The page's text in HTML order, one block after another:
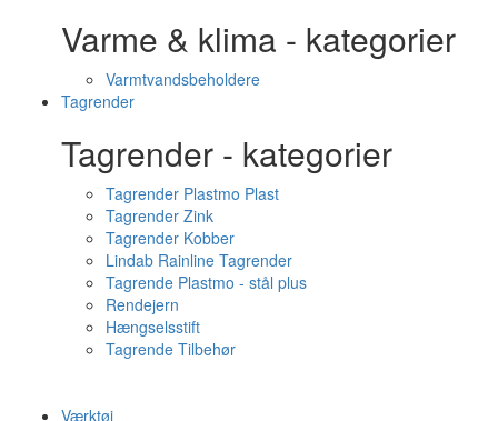
Varme & klima - kategorier
Varmtvandsbeholdere
Tagrender
Tagrender - kategorier
Tagrender Plastmo Plast
Tagrender Zink
Tagrender Kobber
Lindab Rainline Tagrender
Tagrende Plastmo - stål plus
Rendejern
Hængselsstift
Tagrende Tilbehør
Værktøj